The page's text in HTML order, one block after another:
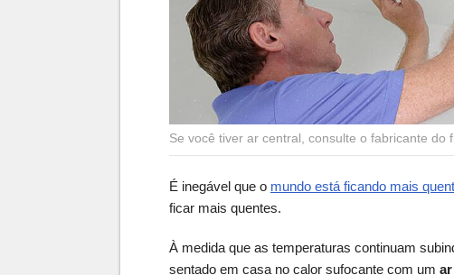
Se você tiver ar central, consulte o fabricante do
É inegável que o mundo está ficando mais
ficar mais quentes.
À medida que as temperaturas continuam
sentado em casa no calor sufocante com um